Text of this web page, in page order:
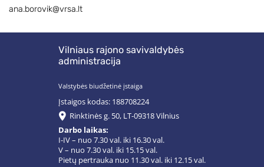
ana.borovik@vrsa.lt
Vilniaus rajono savivaldybės
administracija
Valstybės biudžetinė įstaiga
Įstaigos kodas: 188708224
Rinktinės g. 50, LT-09318 Vilnius
Darbo laikas:
I-IV – nuo 7.30 val. iki 16.30 val.
V – nuo 7.30 val. iki 15.15 val.
Pietų pertrauka nuo 11.30 val. iki 12.15 val.